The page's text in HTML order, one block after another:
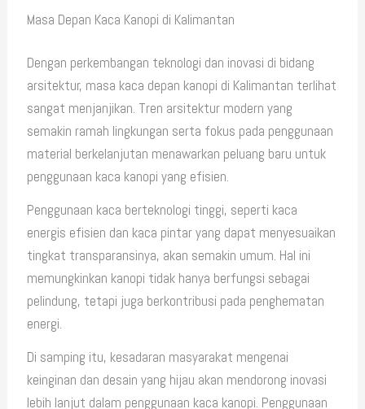
Masa Depan Kaca Kanopi di Kalimantan
Dengan perkembangan teknologi dan inovasi di bidang
arsitektur, masa kaca depan kanopi di Kalimantan terlihat
sangat menjanjikan. Tren arsitektur modern yang
semakin ramah lingkungan serta fokus pada penggunaan
material berkelanjutan menawarkan peluang baru untuk
penggunaan kaca kanopi yang efisien.
Penggunaan kaca berteknologi tinggi, seperti kaca
energis efisien dan kaca pintar yang dapat menyesuaikan
tingkat transparansinya, akan semakin umum. Hal ini
memungkinkan kanopi tidak hanya berfungsi sebagai
pelindung, tetapi juga berkontribusi pada penghematan
energi.
Di samping itu, kesadaran masyarakat mengenai
keinginan dan desain yang hijau akan mendorong inovasi
lebih lanjut dalam penggunaan kaca kanopi. Penggunaan